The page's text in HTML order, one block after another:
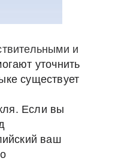
и
уточнить
существует
. Если вы
ваш